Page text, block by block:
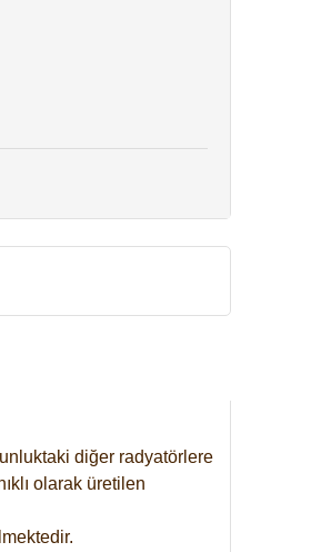
diğer radyatörlere
olarak üretilen